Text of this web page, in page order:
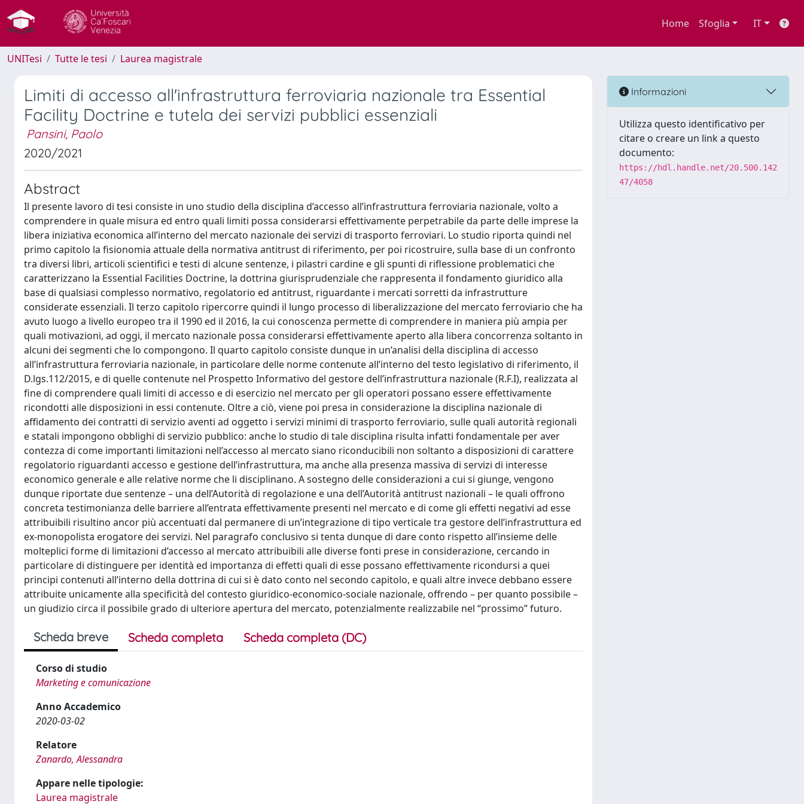
Home Sfoglia IT
UNITesi Tutte le tesi Laurea magistrale
Limiti di accesso all'infrastruttura ferroviaria nazionale tra Essential
Facility Doctrine e tutela dei servizi pubblici essenziali
Pansini, Paolo
2020/2021
Abstract
Il presente lavoro di tesi consiste in uno studio della disciplina d’accesso all’infrastruttura ferroviaria nazionale, volto a
comprendere in quale misura ed entro quali limiti possa considerarsi effettivamente perpetrabile da parte delle imprese la
libera iniziativa economica all’interno del mercato nazionale dei servizi di trasporto ferroviari. Lo studio riporta quindi nel
primo capitolo la fisionomia attuale della normativa antitrust di riferimento, per poi ricostruire, sulla base di un confronto
tra diversi libri, articoli scientifici e testi di alcune sentenze, i pilastri cardine e gli spunti di riflessione problematici che
caratterizzano la Essential Facilities Doctrine, la dottrina giurisprudenziale che rappresenta il fondamento giuridico alla
base di qualsiasi complesso normativo, regolatorio ed antitrust, riguardante i mercati sorretti da infrastrutture
considerate essenziali. Il terzo capitolo ripercorre quindi il lungo processo di liberalizzazione del mercato ferroviario che ha
avuto luogo a livello europeo tra il 1990 ed il 2016, la cui conoscenza permette di comprendere in maniera più ampia per
quali motivazioni, ad oggi, il mercato nazionale possa considerarsi effettivamente aperto alla libera concorrenza soltanto in
alcuni dei segmenti che lo compongono. Il quarto capitolo consiste dunque in un’analisi della disciplina di accesso
all’infrastruttura ferroviaria nazionale, in particolare delle norme contenute all’interno del testo legislativo di riferimento, il
D.lgs.112/2015, e di quelle contenute nel Prospetto Informativo del gestore dell’infrastruttura nazionale (R.F.I), realizzata al
fine di comprendere quali limiti di accesso e di esercizio nel mercato per gli operatori possano essere effettivamente
ricondotti alle disposizioni in essi contenute. Oltre a ciò, viene poi presa in considerazione la disciplina nazionale di
affidamento dei contratti di servizio aventi ad oggetto i servizi minimi di trasporto ferroviario, sulle quali autorità regionali
e statali impongono obblighi di servizio pubblico: anche lo studio di tale disciplina risulta infatti fondamentale per aver
contezza di come importanti limitazioni nell’accesso al mercato siano riconducibili non soltanto a disposizioni di carattere
regolatorio riguardanti accesso e gestione dell’infrastruttura, ma anche alla presenza massiva di servizi di interesse
economico generale e alle relative norme che li disciplinano. A sostegno delle considerazioni a cui si giunge, vengono
dunque riportate due sentenze – una dell’Autorità di regolazione e una dell’Autorità antitrust nazionali – le quali offrono
concreta testimonianza delle barriere all’entrata effettivamente presenti nel mercato e di come gli effetti negativi ad esse
attribuibili risultino ancor più accentuati dal permanere di un’integrazione di tipo verticale tra gestore dell’infrastruttura ed
ex-monopolista erogatore dei servizi. Nel paragrafo conclusivo si tenta dunque di dare conto rispetto all’insieme delle
molteplici forme di limitazioni d’accesso al mercato attribuibili alle diverse fonti prese in considerazione, cercando in
particolare di distinguere per identità ed importanza di effetti quali di esse possano effettivamente ricondursi a quei
principi contenuti all’interno della dottrina di cui si è dato conto nel secondo capitolo, e quali altre invece debbano essere
attribuite unicamente alla specificità del contesto giuridico-economico-sociale nazionale, offrendo – per quanto possibile –
un giudizio circa il possibile grado di ulteriore apertura del mercato, potenzialmente realizzabile nel “prossimo” futuro.
Scheda breve Scheda completa Scheda completa (DC)
Corso di studio
Marketing e comunicazione
Anno Accademico
2020-03-02
Relatore
Zanardo, Alessandra
Appare nelle tipologie:
Laurea magistrale
Informazioni
Utilizza questo identificativo per
citare o creare un link a questo
documento:
https://hdl.handle.net/20.500.142
47/4058